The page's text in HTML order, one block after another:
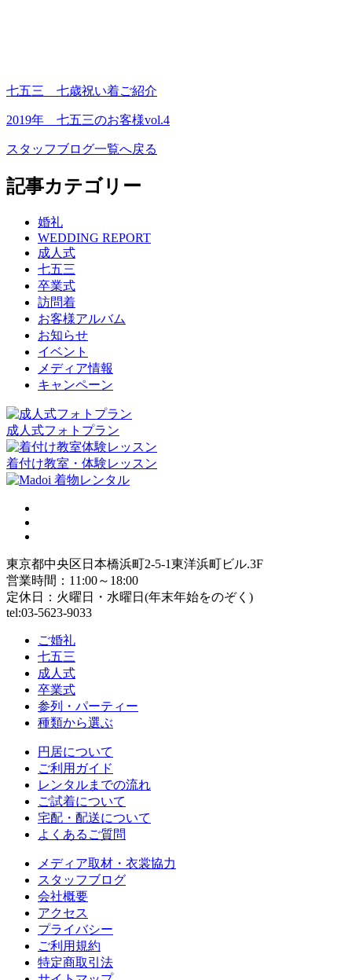
七五三＿七歳祝い着ご紹介
2019年＿七五三のお客様vol.4
スタッフブログ一覧へ戻る
記事カテゴリー
婚礼
WEDDING REPORT
成人式
七五三
卒業式
訪問着
お客様アルバム
お知らせ
イベント
メディア情報
キャンペーン
成人式フォトプラン
着付け教室・体験レッスン
東京都中央区日本橋浜町2-5-1東洋浜町ビル.3F
営業時間：11:00～18:00
定休日：火曜日・水曜日(年末年始をのぞく)
tel:03-5623-9033
ご婚礼
七五三
成人式
卒業式
参列・パーティー
種類から選ぶ
円居について
ご利用ガイド
レンタルまでの流れ
ご試着について
宅配・配送について
よくあるご質問
メディア取材・衣裳協力
スタッフブログ
会社概要
アクセス
プライバシー
ご利用規約
特定商取引法